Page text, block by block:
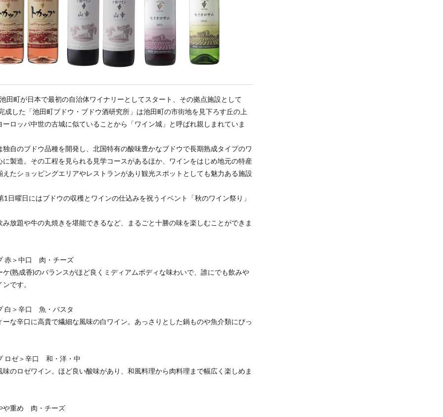
田町が日本で最初の自治体ワイナリーとしてスタート、その拠点施設として
成した「池田町ブドウ・ブドウ酒研究所」は池田町の市街地を見下ろす丘の上
ーロッパ中世の古城に似ていることから「ワイン城」と呼ばれ親しまれていま
独自のブドウ品種を開発し、北国特有の酸味豊かなブドウで長期熟成タイプのワ
に製造。その工程を見られる見学コースがあるほか、ワインをはじめ地元の特産
えたショッピングエリアやレストランがあり観光スポットとしても魅力ある施設
1日曜日にはブドウの収穫とワインの仕込みを祝うイベント「秋のワイン祭り」
み放題や牛の丸焼きを堪能できるなど、まるごと十勝の味を楽しむことができま
赤＞中口 肉・チーズ
ケ(熟成香)のバランスがほど良くミディアムボディな味わいで、誰にでも飲みや
です。
白＞辛口 魚・パスタ
ーな辛口に高貴で繊細な風味の白ワイン。あっさりとした鍋ものや魚介類にぴっ
ロゼ＞辛口 和・洋・中
味のロゼワイン。ほど良い酸味があり、和風料理から肉料理まで幅広く楽しめま
や重め 肉・チーズ